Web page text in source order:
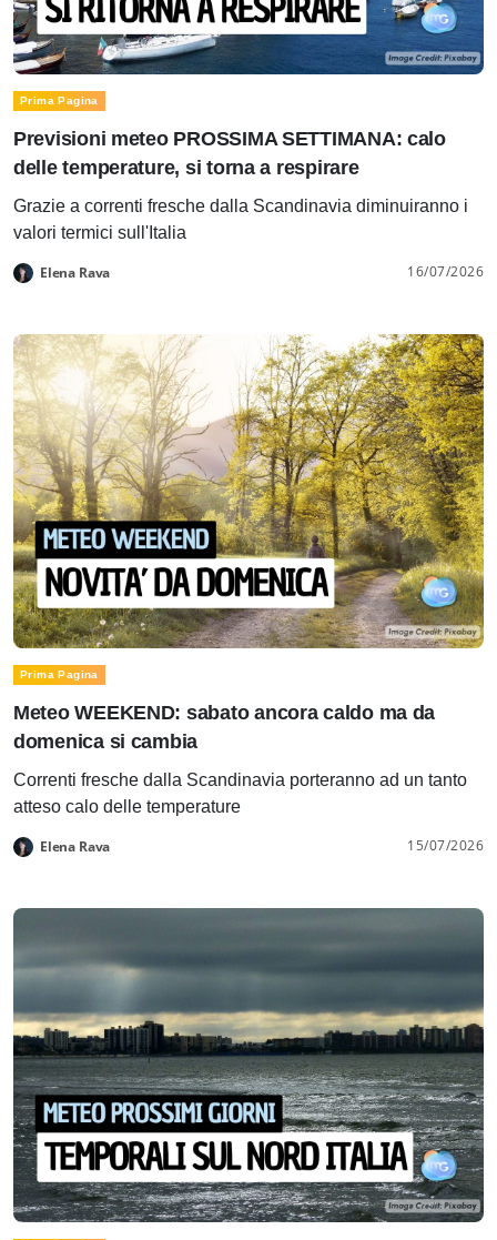
Prima Pagina
Previsioni meteo PROSSIMA SETTIMANA: calo
delle temperature, si torna a respirare
Grazie a correnti fresche dalla Scandinavia diminuiranno i
valori termici sull'Italia
Elena Rava 16/07/2026
Prima Pagina
Meteo WEEKEND: sabato ancora caldo ma da
domenica si cambia
Correnti fresche dalla Scandinavia porteranno ad un tanto
atteso calo delle temperature
Elena Rava 15/07/2026